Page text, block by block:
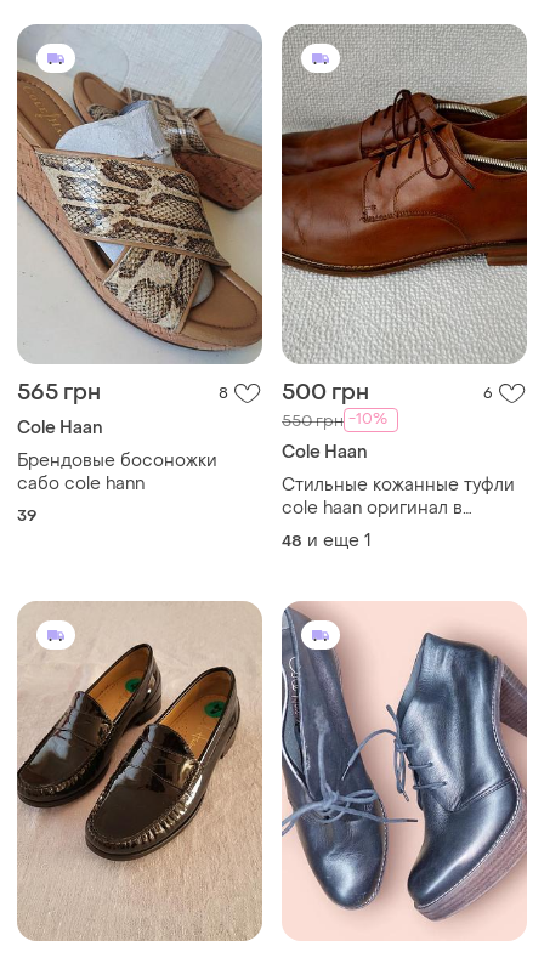
565 грн 8
Cole Haan
Брендовые босоножки
сабо cole hann
39
500 грн 6
550 грн -10%
Cole Haan
Стильные кожанные туфли
cole haan оригинал в
отличном состоянии
48 и еще 1